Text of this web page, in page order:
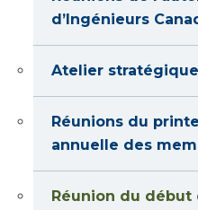
d’Ingénieurs
Atelier
Réunions du
annuelle des
Réunion du